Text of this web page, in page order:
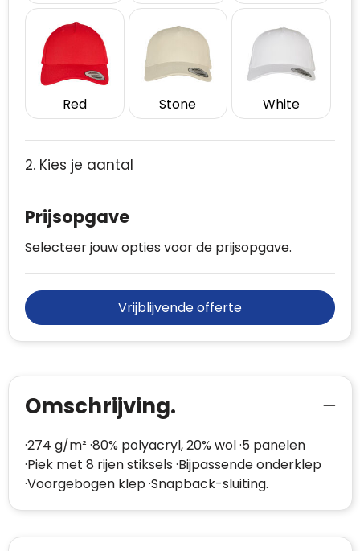
Red Stone White
2. Kies je aantal
Prijsopgave
Selecteer jouw opties voor de prijsopgave.
Vrijblijvende offerte
Omschrijving.
·274 g/m² ·80% polyacryl, 20% wol ·5 panelen
·Piek met 8 rijen stiksels ·Bijpassende onderklep
·Voorgebogen klep ·Snapback-sluiting.